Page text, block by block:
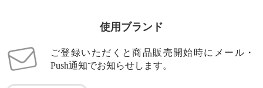
使用ブランド
ご登録いただくと商品販売開始時にメール・
Push通知でお知らせします。